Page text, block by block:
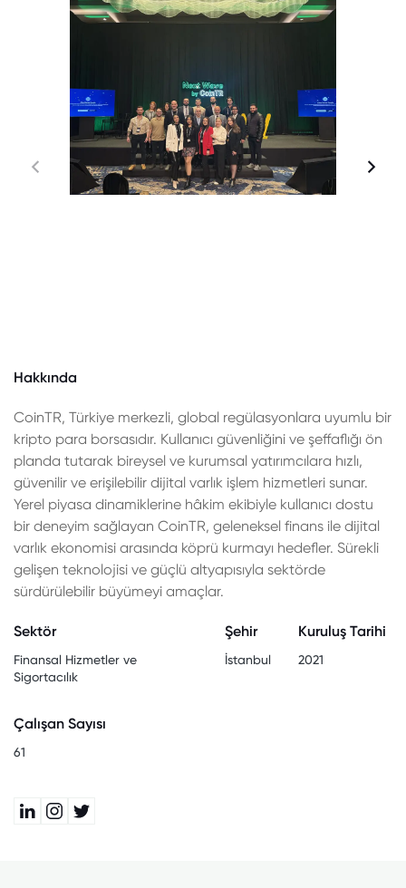
Hakkında
CoinTR, Türkiye merkezli, global regülasyonlara uyumlu bir
kripto para borsasıdır. Kullanıcı güvenliğini ve şeffaflığı ön
planda tutarak bireysel ve kurumsal yatırımcılara hızlı,
güvenilir ve erişilebilir dijital varlık işlem hizmetleri sunar.
Yerel piyasa dinamiklerine hâkim ekibiyle kullanıcı dostu
bir deneyim sağlayan CoinTR, geleneksel finans ile dijital
varlık ekonomisi arasında köprü kurmayı hedefler. Sürekli
gelişen teknolojisi ve güçlü altyapısıyla sektörde
sürdürülebilir büyümeyi amaçlar.
Sektör
Finansal Hizmetler ve
Sigortacılık
Şehir
İstanbul
Kuruluş Tarihi
2021
Çalışan Sayısı
61